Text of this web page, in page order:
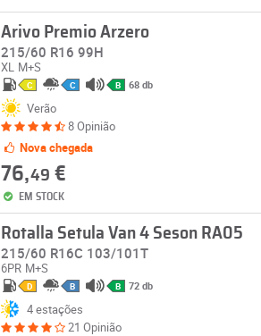
Arivo Premio Arzero
215/60 R16 99H
XL M+S
C C B 68 db
Verão
8 Opinião
Nova chegada
76,49 €
EM STOCK
Rotalla Setula Van 4 Seson RA05
215/60 R16C 103/101T
6PR M+S
D B B 72 db
4 estações
21 Opinião